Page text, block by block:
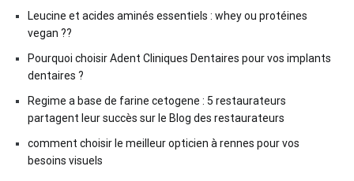
Leucine et acides aminés essentiels : whey ou protéines
vegan ??
Pourquoi choisir Adent Cliniques Dentaires pour vos implants
dentaires ?
Regime a base de farine cetogene : 5 restaurateurs
partagent leur succès sur le Blog des restaurateurs
comment choisir le meilleur opticien à rennes pour vos
besoins visuels